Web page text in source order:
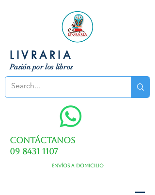
LIVRARIA
Pasión por los libros
Contáctanos
09 8431 1107
Envíos a domicilio